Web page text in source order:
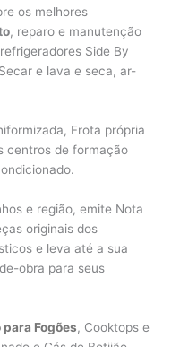
os melhores
, reparo e manutenção
Side By
e lava e seca, ar-
Frota própria
centros de formação
e região, emite Nota
originais dos
e leva até a sua
obra para seus
Fogões, Cooktops e